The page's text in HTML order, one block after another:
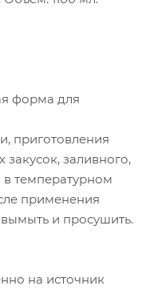
форма для
приготовления
заливного,
температурном
применения
и просушить.
на источник